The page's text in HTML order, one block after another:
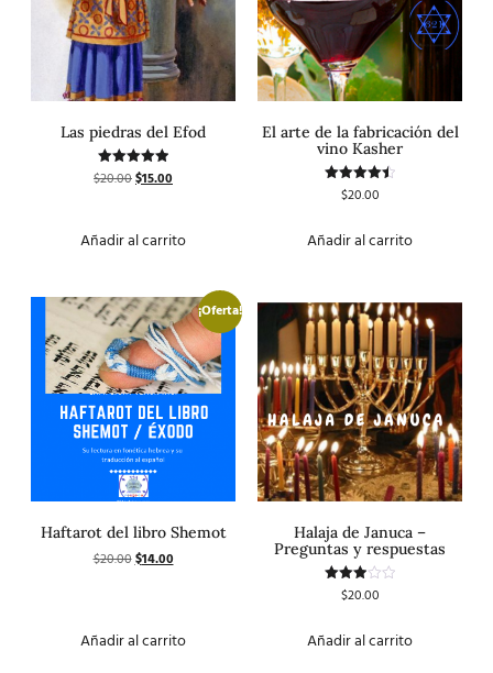
Las piedras del Efod
Valorado
con
$20.00$15.00
Añadir al carrito
El arte de la fabricación del
vino Kasher
Valorado
$20.00
Añadir al carrito
¡Oferta!
Haftarot del libro Shemot
$20.00$14.00
Añadir al carrito
Halaja de Januca –
Preguntas y respuestas
Valorado
con
$20.00
Añadir al carrito